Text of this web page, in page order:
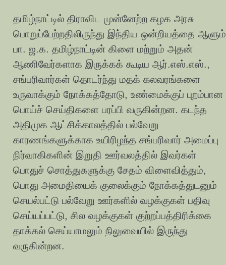
தமிழ்நாட்டில் திராவிட முன்னேற்ற கழக அரசு
பொறுப்பேற்றதிலிருந்து இந்திய ஒன்றியத்தை ஆளும்
பா. ஜ.க. தமிழ்நாட்டின் கிளை மற்றும் அதன்
ஆணிவேர்களாக இருக்கக் கூடிய ஆர்.எஸ்.எஸ்.,
சங்பரிவார்கள் தொடர்ந்து மதக் கலவரங்களை
உருவாக்கும் நோக்கத்தோடு, உண்மைக்குப் புறம்பான
பொய்ச் செய்திகளை பரப்பி வருகின்றன. கடந்த
அதிமுக ஆட்சிக்காலத்தில் பல்வேறு
காரணங்களுக்காக உயிரிழந்த சங்பரிவார் அமைப்பு
நிர்வாகிகளின் இறுதி ஊர்வலத்தில் இவர்கள்
பொதுச் சொத்துகளுக்கு சேதம் விளைவித்தும்,
பொது அமைதியைக் குலைக்கும் நோக்கத்துடனும்
செயல்பட்டு பல்வேறு ஊர்களில் வழக்குகள் பதிவு
செய்யப்பட்டு, சில வழக்குகள் குற்றப்பத்திரிக்கை
தாக்கல் செய்யாமலும் நிலுவையில் இருந்து
வருகின்றன.